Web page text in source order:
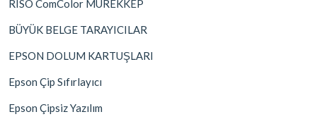
RISO ComColor MÜREKKEP
BÜYÜK BELGE TARAYICILAR
EPSON DOLUM KARTUŞLARI
Epson Çip Sıfırlayıcı
Epson Çipsiz Yazılım